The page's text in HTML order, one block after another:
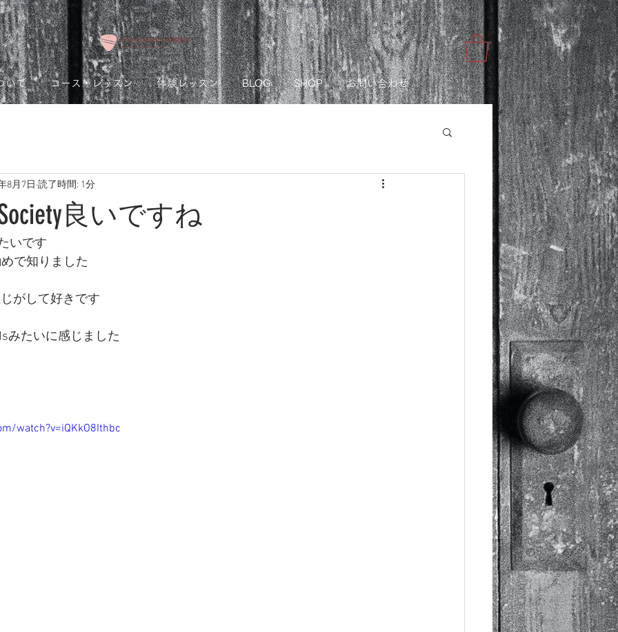
スン可！熊本市のギター教室 ゆめタウンはませんすぐ近く｜Dagocomfy 音楽教室 ボイストレーニング オンラインレッスン、ウクレレ、作曲、DTMをプロ講師から学ぶ
いて コース・レッスン 体験レッスン BLOG SHOP お問い合わせ
Society良いですね
8月7日 読了時間: 1分
いです
で知りました
がして好きです
みたいに感じました
watch?v=iQKkO8Ithbc